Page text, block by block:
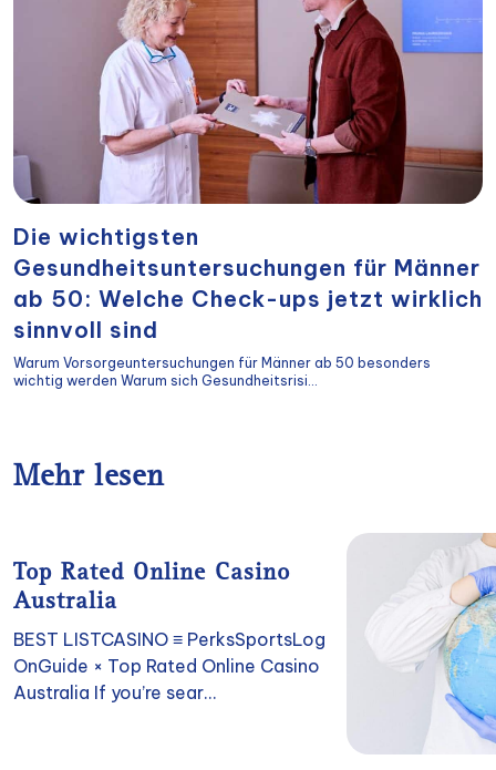
Die wichtigsten
Gesundheitsuntersuchungen für Männer
ab 50: Welche Check-ups jetzt wirklich
sinnvoll sind
Warum Vorsorgeuntersuchungen für Männer ab 50 besonders
wichtig werden Warum sich Gesundheitsrisi...
Mehr lesen
Top Rated Online Casino
Australia
BEST LISTCASINO ≡ PerksSportsLog
OnGuide × Top Rated Online Casino
Australia If you’re sear...